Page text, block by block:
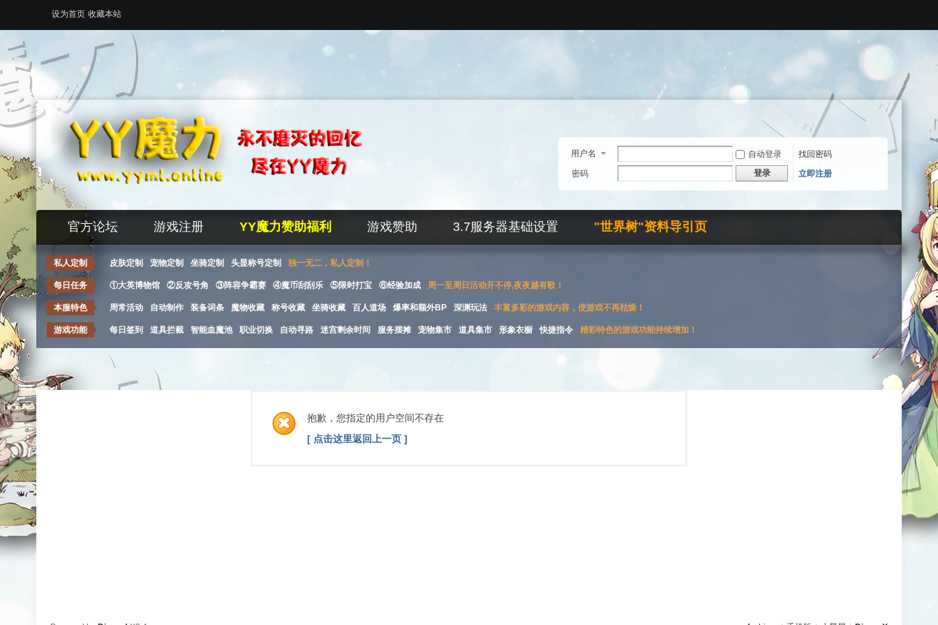
设为首页 收藏本站
用户名 自动登录
找回密码
密码
登录 立即注册
官方论坛 游戏注册 YY魔力赞助福利 游戏赞助 3.7服务器基础设置 "世界树"资料导引页
私人定制 皮肤定制 宠物定制 坐骑定制 头显称号定制 独一无二，私人定制！
每日任务 ①大英博物馆 ②反攻号角 ③阵容争霸赛 ④魔币刮刮乐 ⑤限时打宝 ⑥经验加成 周一至周日活动开不停,夜夜越有歌！
本服特色 周常活动 自动制作 装备词条 魔物收藏 称号收藏 坐骑收藏 百人道场 爆率和额外BP 深渊玩法 丰富多彩的游戏内容，使游戏不再枯燥！
游戏功能 每日签到 道具拦截 智能血魔池 职业切换 自动寻路 迷宫剩余时间 服务摆摊 宠物集市 道具集市 形象衣橱 快捷指令 精彩特色的游戏功能持续增加！
抱歉，您指定的用户空间不存在
[ 点击这里返回上一页 ]